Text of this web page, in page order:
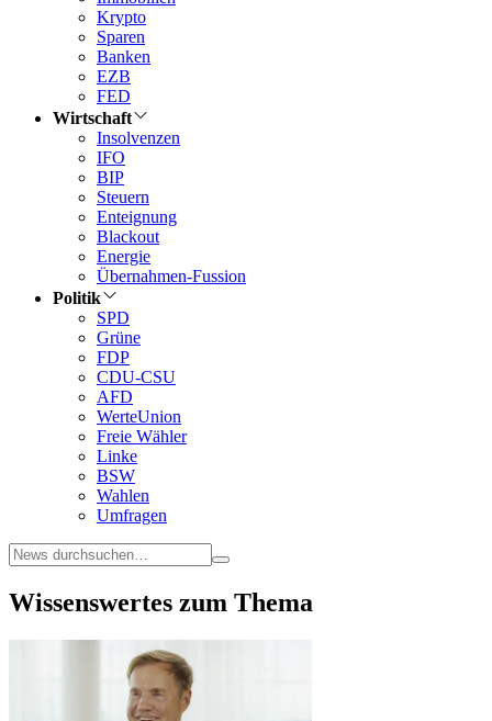
Krypto
Sparen
Banken
EZB
FED
Wirtschaft
Insolvenzen
IFO
BIP
Steuern
Enteignung
Blackout
Energie
Übernahmen-Fussion
Politik
SPD
Grüne
FDP
CDU-CSU
AFD
WerteUnion
Freie Wähler
Linke
BSW
Wahlen
Umfragen
Wissenswertes zum Thema